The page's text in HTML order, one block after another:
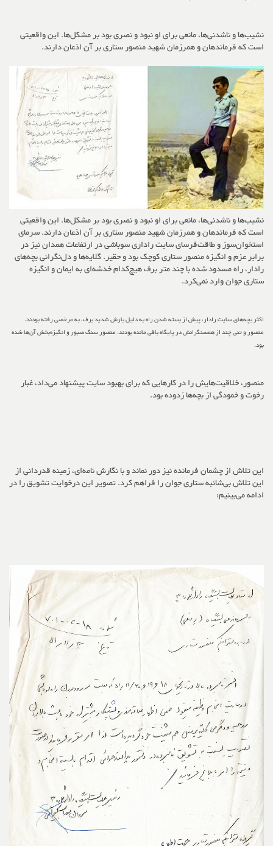
نشیب‌ها و ناشدنی‌ها، مانعی برای او نبود و نصری بود بر مشکل‌ها. این واقعیتی
است که فرماندهان و همرزمان شهید منصور ستاری بر آن اذعان دارند.
نشیب‌ها و ناشدنی‌ها، مانعی برای او نبود و نصری بود بر مشکل‌ها. این واقعیتی
است که فرماندهان و همرزمان شهید منصور ستاری بر آن اذعان دارند. سرمای
استخوان‌سوز و طاقت‌فرسای سایت راداری سوباشی در ارتفاعات همدان نیز در
برابر عزم و انگیزه منصور ستاری کوچک بود و حقیر. گلایه‌ها و دل‌نگرانی‌ بچه‌های
رادار، راه مسدود شده با چند متر برف هیچ‌کدام خدشه‌ای به ایمان و انگیزه
ستاری جوان وارد نمی‌کرد.
اکثر بچه‌های سایت رادار، پیش از بسته شدن راه به دلیل بارش شدید برف، به مرخصی رفته بودند.
منصور و تنی چند از همسنگرانش در پایگاه باقی مانده بودند. منصور سنگ صبور و انگیزه‌بخش آن‌ها شده
بود.
منصور، خلاقیت‌هایش را در کارهایی که برای بهبود سایت پیشنهاد می‌داد، غبار
رخوت و خمودگی از بچه‌ها زدوده بود.
این تلاش از چشمان فرمانده نیز دور نماند و با نگارش نامه‌ای، زمینه قدردانی از
این تلاش بی‌شائبه ستاری جوان را فراهم کرد. تصویر این درخوایت تشویق را در
ادامه می‌بینیم: